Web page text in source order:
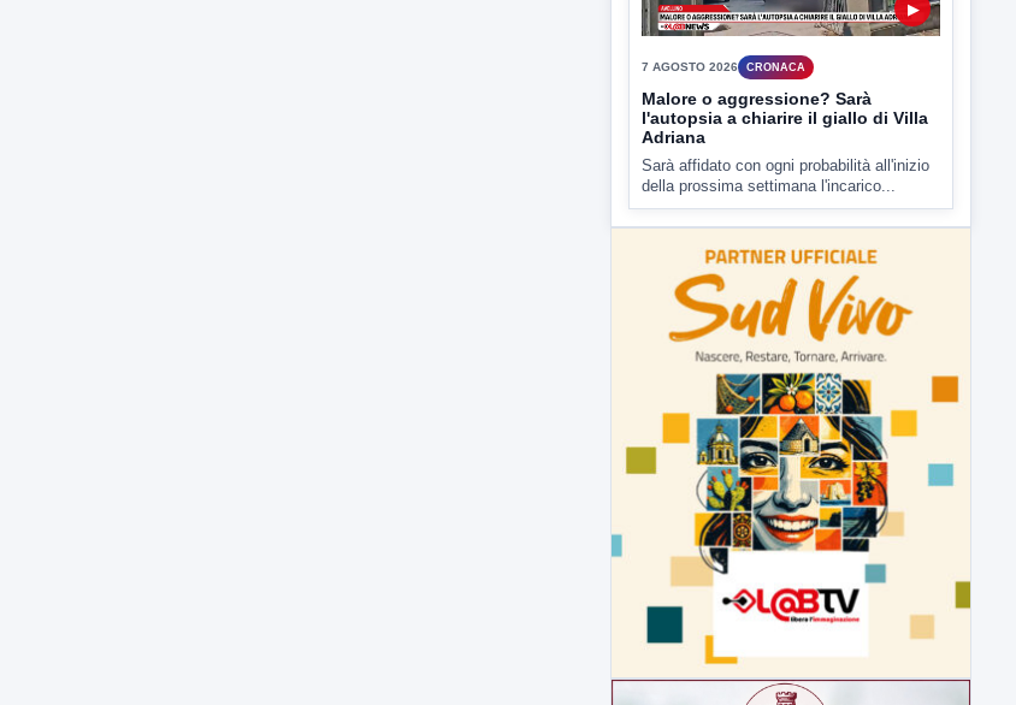
Ponte Valentino,21enne indagato:
ipotesi duplice omicidio stradale
Incidente mortale a Ponte Valentino,
7 AGOSTO 2026 CRONACA
Malore o aggressione? Sarà
l'autopsia a chiarire il giallo di Villa
Sarà affidato con ogni probabilità all'inizio
della prossima settimana l'incarico...